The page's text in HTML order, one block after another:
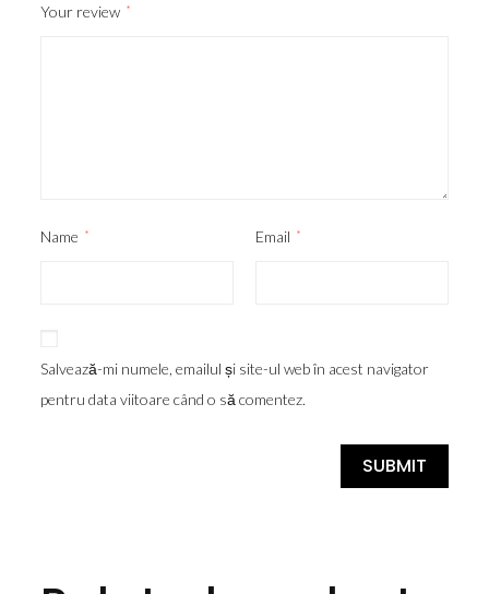
Your review *
Name * Email *
Salvează-mi numele, emailul și site-ul web în acest navigator
pentru data viitoare când o să comentez.